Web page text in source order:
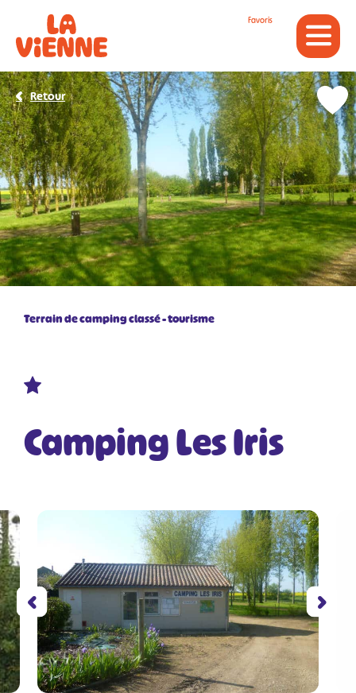
Favoris
Terrain de camping classé - tourisme
Camping Les Iris
Retour